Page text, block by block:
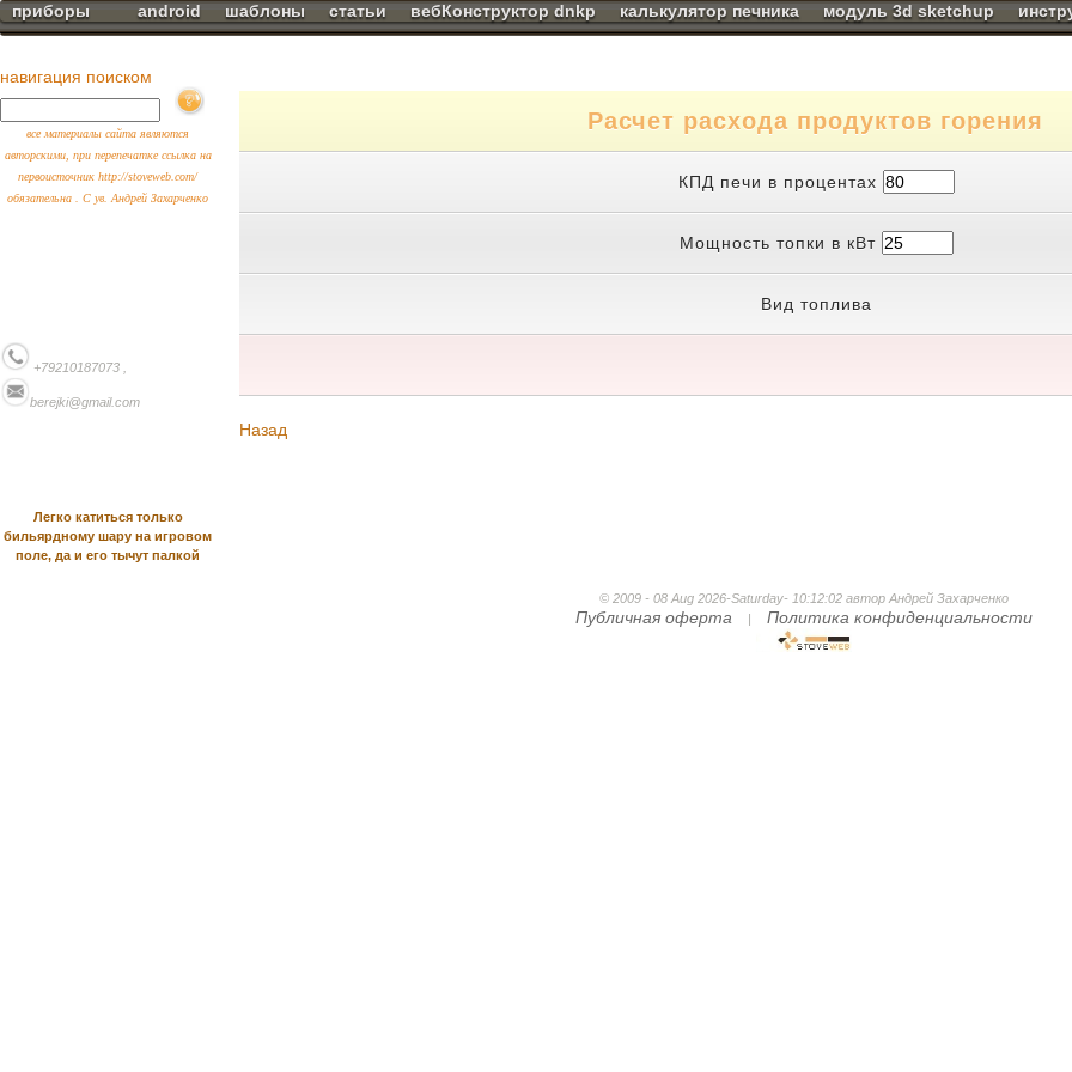
приборы android шаблоны статьи вебКонструктор dnkp калькулятор печника модуль 3d sketchup
Расчет расхода продуктов горения
КПД печи в процентах
Мощность топки в кВт
Вид топлива
Назад
© 2009 - 08 Aug 2026-Saturday- 10:12:02 автор Андрей Захарченко
Публичная оферта | Политика конфиденциальности
навигация поиском
все материалы сайта являются
авторскими, при перепечатке ссылка на
первоисточник http://stoveweb.com/
обязательна . С ув. Андрей Захарченко
+79210187073 ,
berejki@gmail.com
Легко катиться только
бильярдному шару на игровом
поле, да и его тычут палкой